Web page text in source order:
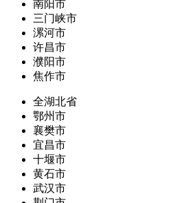
南阳市
三门峡市
漯河市
许昌市
濮阳市
焦作市
全湖北省
鄂州市
襄樊市
宜昌市
十堰市
黄石市
武汉市